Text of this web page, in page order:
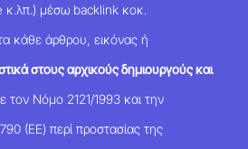
κ.λπ.) μέσω backlink κοκ.
κάθε άρθρου, εικόνας ή
στους αρχικούς δημιουργούς και
τον Νόμο 2121/1993 και την
(ΕΕ) περί προστασίας της